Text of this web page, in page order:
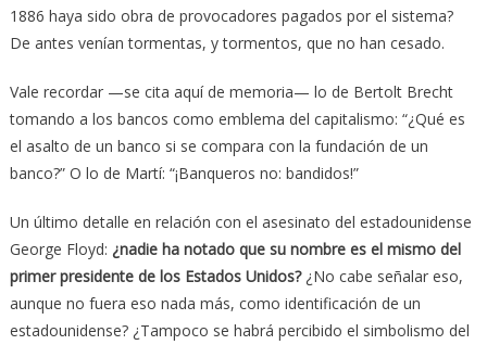
1886 haya sido obra de provocadores pagados por el sistema?
De antes venían tormentas, y tormentos, que no han cesado.
Vale recordar —se cita aquí de memoria— lo de Bertolt Brecht
tomando a los bancos como emblema del capitalismo: “¿Qué es
el asalto de un banco si se compara con la fundación de un
banco?” O lo de Martí: “¡Banqueros no: bandidos!”
Un último detalle en relación con el asesinato del estadounidense
George Floyd: ¿nadie ha notado que su nombre es el mismo del
primer presidente de los Estados Unidos?¿No cabe señalar eso,
aunque no fuera eso nada más, como identificación de un
estadounidense? ¿Tampoco se habrá percibido el simbolismo del